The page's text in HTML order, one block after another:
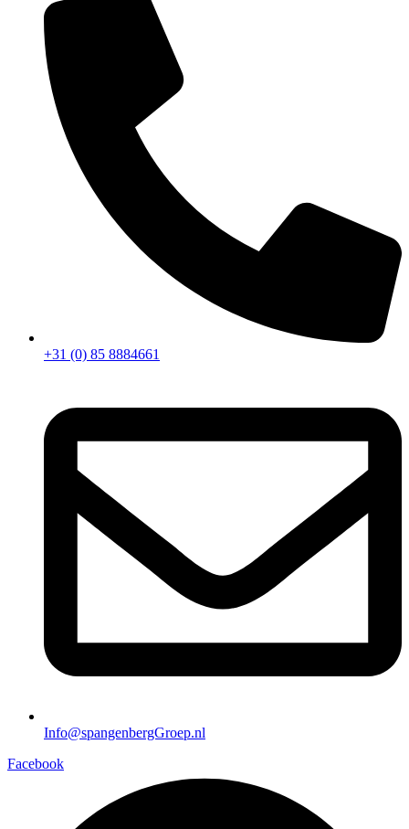
+31 (0) 85 8884661
Info@spangenbergGroep.nl
Facebook